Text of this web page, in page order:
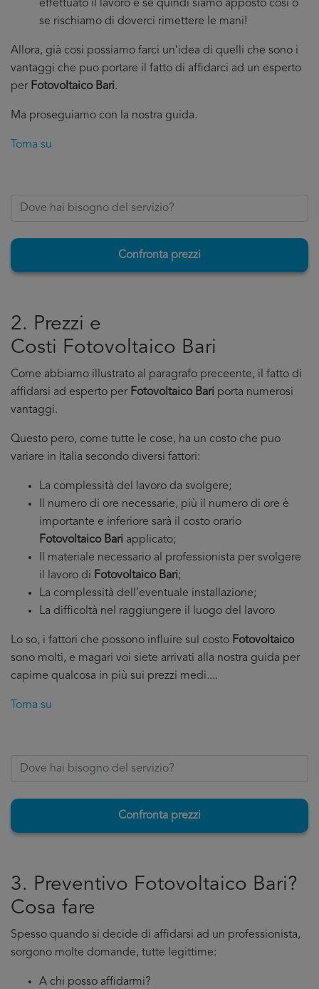
effettuato il lavoro e se quindi siamo apposto cosi o
se rischiamo di doverci rimettere le mani!
Allora, già cosi possiamo farci un’idea di quelli che sono i
vantaggi che puo portare il fatto di affidarci ad un esperto
per Fotovoltaico Bari.
Ma proseguiamo con la nostra guida.
Torna su
Confronta prezzi
2. Prezzi e
Costi Fotovoltaico Bari
Come abbiamo illustrato al paragrafo preceente, il fatto di
affidarsi ad esperto per Fotovoltaico Bari porta numerosi
vantaggi.
Questo pero, come tutte le cose, ha un costo che puo
variare in Italia secondo diversi fattori:
La complessità del lavoro da svolgere;
Il numero di ore necessarie, più il numero di ore è
importante e inferiore sarà il costo orario
Fotovoltaico Bari applicato;
Il materiale necessario al professionista per svolgere
il lavoro di Fotovoltaico Bari;
La complessità dell’eventuale installazione;
La difficoltà nel raggiungere il luogo del lavoro
Lo so, i fattori che possono influire sul costo Fotovoltaico
sono molti, e magari voi siete arrivati alla nostra guida per
capirne qualcosa in più sui prezzi medi....
Torna su
Confronta prezzi
3. Preventivo Fotovoltaico Bari?
Cosa fare
Spesso quando si decide di affidarsi ad un professionista,
sorgono molte domande, tutte legittime:
A chi posso affidarmi?